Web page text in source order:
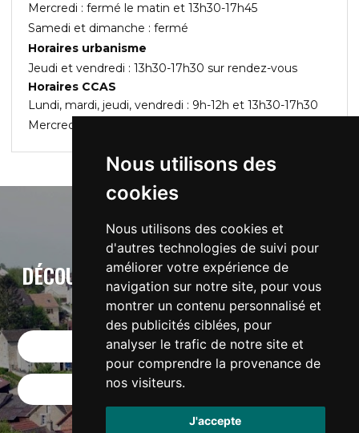
Nous utilisons des
cookies
Nous utilisons des cookies et
d'autres technologies de suivi pour
améliorer votre expérience de
navigation sur notre site, pour vous
montrer un contenu personnalisé et
des publicités ciblées, pour
analyser le trafic de notre site et
pour comprendre la provenance de
nos visiteurs.
J'accepte
Mercredi : fermé le matin et 13h30-17h45
Samedi et dimanche : fermé
Horaires urbanisme
Jeudi et vendredi : 13h30-17h30 sur rendez-vous
Horaires CCAS
Lundi, mardi, jeudi, vendredi : 9h-12h et 13h30-17h30
Mercredi : fermé le matin et 13h30-17h30
DÉCOUVREZ CITYC : L'APPLICATION DE
VOTRE VILLE
Télécharger sur App Store
Télécharger sur Google Play